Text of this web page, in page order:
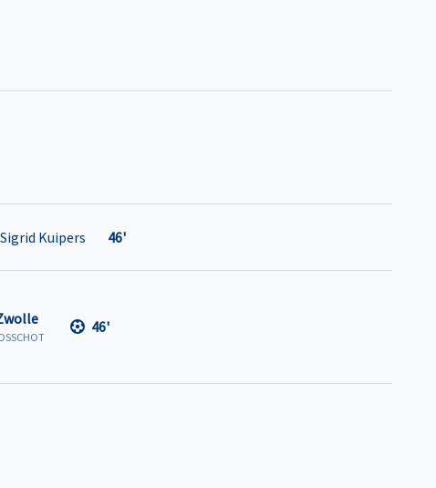
Sigrid Kuipers 46'
46'